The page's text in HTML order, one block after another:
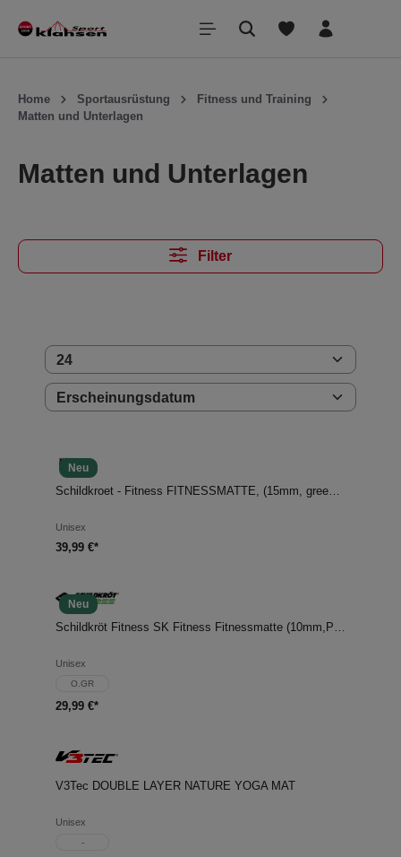
springen
Home Sportausrüstung
Fitness und Training
Matten und Unterlagen
Matten und Unterlagen
Filter
Neu
Schildkroet - Fitness FITNESSMATTE, (15mm, green), mit Tr
Unisex
39,99 €*
Neu
Schildkröt Fitness SK Fitness Fitnessmatte (10mm,PINK)
Unisex
O.GR
29,99 €*
V3Tec DOUBLE LAYER NATURE YOGA MAT
Unisex
-